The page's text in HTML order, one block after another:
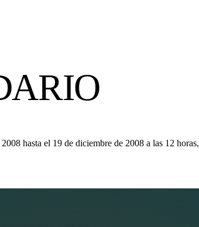
hasta el 19 de diciembre de 2008 a las 12